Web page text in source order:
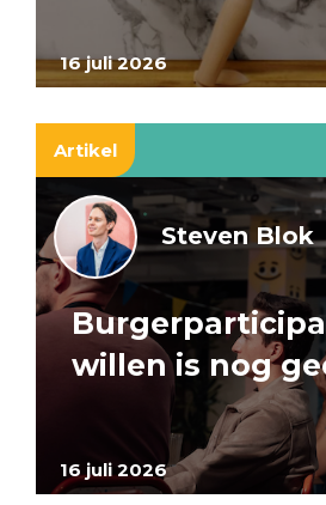
16 juli 2026
Artikel
16 juli 2026
Steven Blok
willen is nog